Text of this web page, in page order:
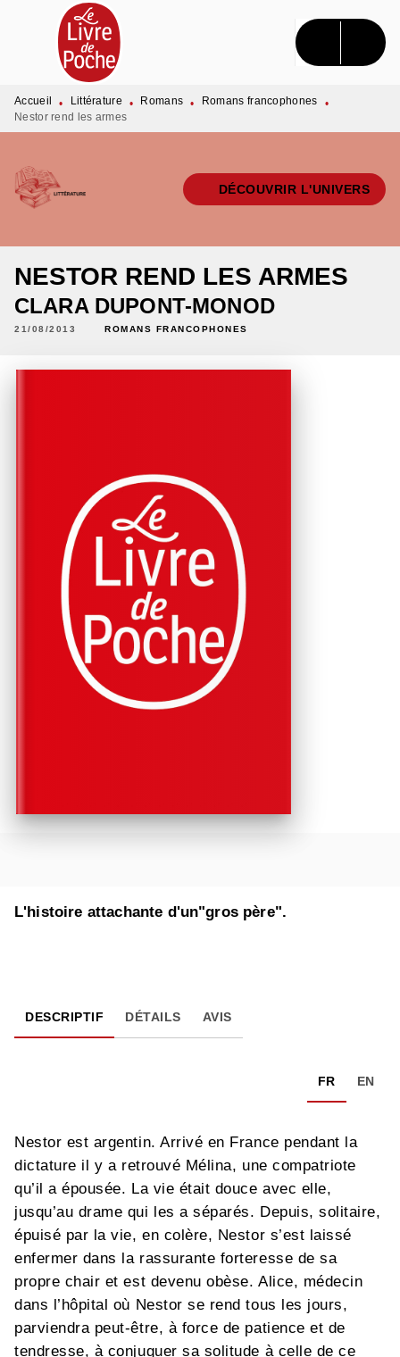
MENU RECHERCHE CONTENU
PIED DE PAGE
Accueil • Littérature • Romans • Romans francophones
•
Nestor rend les armes
DÉCOUVRIR L'UNIVERS
NESTOR REND LES ARMES
CLARA DUPONT-MONOD
21/08/2013 ROMANS FRANCOPHONES
L'histoire attachante d'un"gros père".
DESCRIPTIF DÉTAILS AVIS
FR EN
Nestor est argentin. Arrivé en France pendant la
dictature il y a retrouvé Mélina, une compatriote
qu’il a épousée. La vie était douce avec elle,
jusqu’au drame qui les a séparés. Depuis, solitaire,
épuisé par la vie, en colère, Nestor s’est laissé
enfermer dans la rassurante forteresse de sa
propre chair et est devenu obèse. Alice, médecin
dans l’hôpital où Nestor se rend tous les jours,
parviendra peut-être, à force de patience et de
tendresse, à conjuguer sa solitude à celle de ce